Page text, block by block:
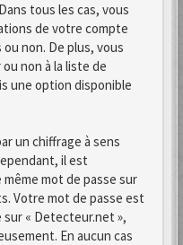
tous les cas, vous
de votre compte
non. De plus, vous
non à la liste de
une option disponible
un chiffrage à sens
il est
mot de passe sur
Votre mot de passe est
sur « Detecteur.net »,
En aucun cas